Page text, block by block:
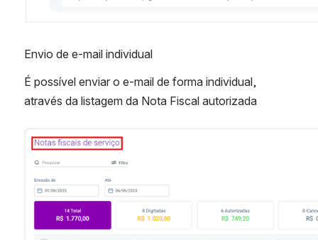
Envio de e-mail individual
É possível enviar o e-mail de forma individual,
através da listagem da Nota Fiscal autorizada
Abrir